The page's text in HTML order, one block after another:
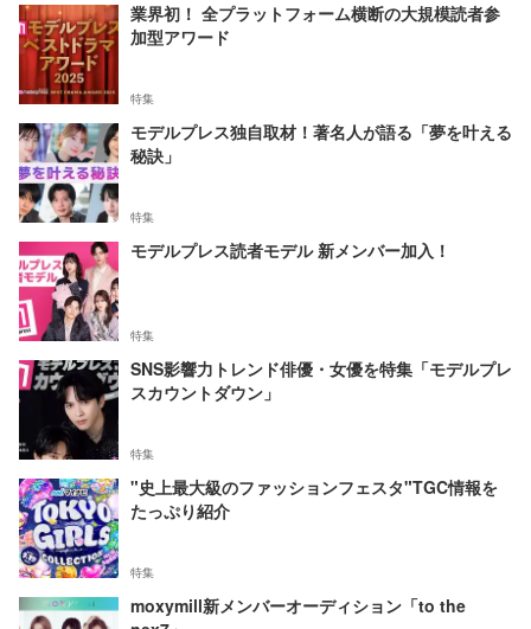
業界初！ 全プラットフォーム横断の大規模読者参
加型アワード
特集
モデルプレス独自取材！著名人が語る「夢を叶える
秘訣」
特集
モデルプレス読者モデル 新メンバー加入！
特集
SNS影響力トレンド俳優・女優を特集「モデルプレ
スカウントダウン」
特集
"史上最大級のファッションフェスタ"TGC情報を
たっぷり紹介
特集
moxymill新メンバーオーディション「to the